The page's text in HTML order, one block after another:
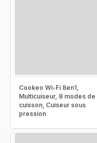
Cookeo Wi-Fi 8en1,
Multicuiseur, 8 modes de
cuisson, Cuiseur sous
pression